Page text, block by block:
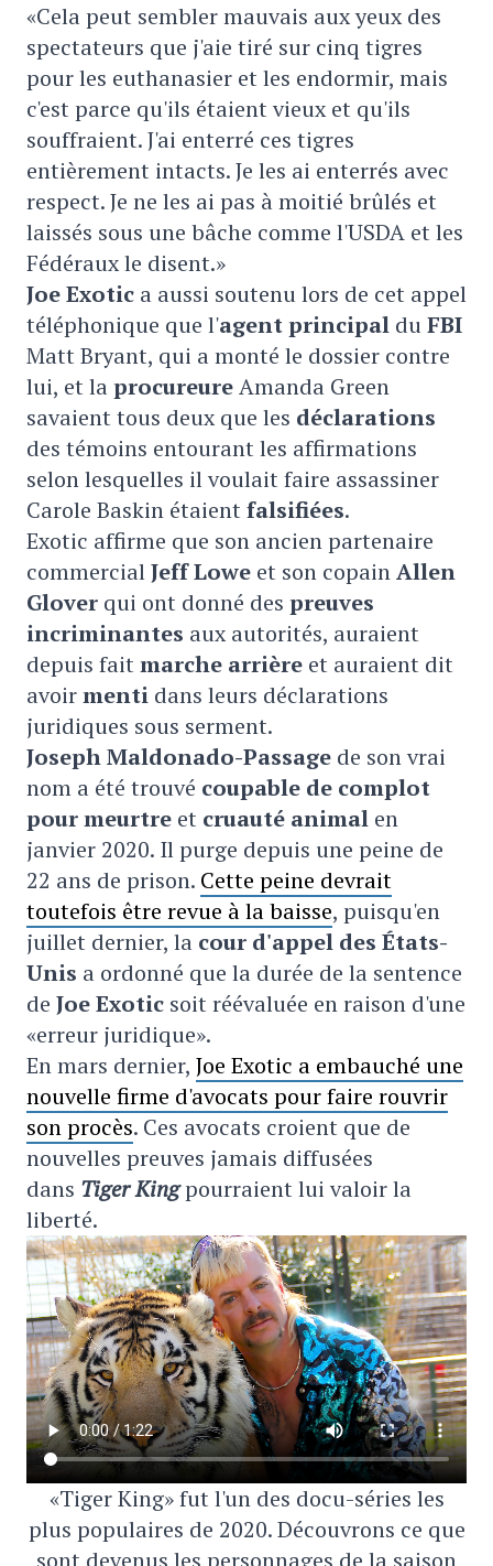
«Cela peut sembler mauvais aux yeux des
spectateurs que j'aie tiré sur cinq tigres
pour les euthanasier et les endormir, mais
c'est parce qu'ils étaient vieux et qu'ils
souffraient. J'ai enterré ces tigres
entièrement intacts. Je les ai enterrés avec
respect. Je ne les ai pas à moitié brûlés et
laissés sous une bâche comme l'USDA et les
Fédéraux le disent.»
Joe Exotic a aussi soutenu lors de cet appel
téléphonique que l'agent principal duFBI
Matt Bryant, qui a monté le dossier contre
lui, et laprocureureAmanda Green
savaient tous deux que les déclarations
des témoins entourant les affirmations
selon lesquelles il voulait faire assassiner
Carole Baskin étaient falsifiées.
Exotic affirme que son ancien partenaire
commercialJeff Lowe et son copainAllen
Glover qui ont donné des preuves
incriminantes aux autorités, auraient
depuis fait marche arrière et auraient dit
avoirmenti dans leurs déclarations
juridiques sous serment.
Joseph Maldonado-Passage de son vrai
nom a été trouvé coupable de complot
pour meurtre et cruauté animal en
janvier 2020. Il purge depuis une peine de
22 ans de prison. Cette peine devrait
toutefois être revue à la baisse, puisqu'en
juillet dernier, la cour d'appel des États-
Unis a ordonné que la durée de la sentence
de Joe Exotic soit réévaluée en raison d'une
«erreur juridique».
En mars dernier, Joe Exotic a embauché une
nouvelle firme d'avocats pour faire rouvrir
son procès. Ces avocats croient que de
nouvelles preuves jamais diffusées
dans Tiger Kingpourraient lui valoir la
liberté.
«Tiger King» fut l'un des docu-séries les
plus populaires de 2020. Découvrons ce que
sont devenus les personnages de la saison